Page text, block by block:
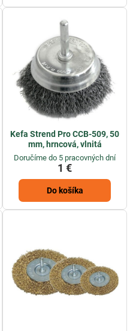
Kefa Strend Pro CCB-509, 50
mm, hrncová, vlnitá
Doručíme do 5 pracovných dní
1 €
Do košíka